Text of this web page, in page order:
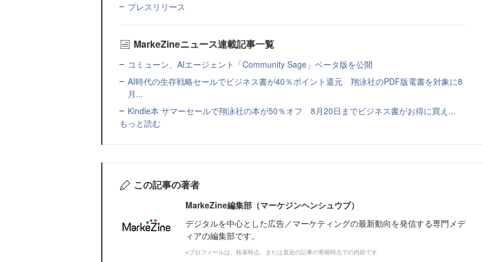
プレスリリース
MarkeZineニュース連載記事一覧
コミューン、AIエージェント「Community Sage」ベータ版を公開
AI時代の生存戦略セールでビジネス書が40％ポイント還元 翔泳社のPDF版電書を対象に8
月...
Kindle本 サマーセールで翔泳社の本が50％オフ 8月20日までビジネス書がお得に買え...
もっと読む
この記事の著者
MarkeZine編集部（マーケジンヘンシュウブ）
デジタルを中心とした広告／マーケティングの最新動向を発信する専門メデ
ィアの編集部です。
※プロフィールは、執筆時点、または直近の記事の寄稿時点での内容です